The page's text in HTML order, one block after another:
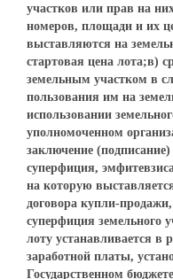
участков или прав на
номеров, площади и их
выставляются на
стартовая цена лота;в)
земельным участком в
пользования им на
использовании
уполномоченном
заключение
суперфиция,
на которую
договора купли-
суперфиция земельного
лоту устанавливается в
заработной платы,
Государственном